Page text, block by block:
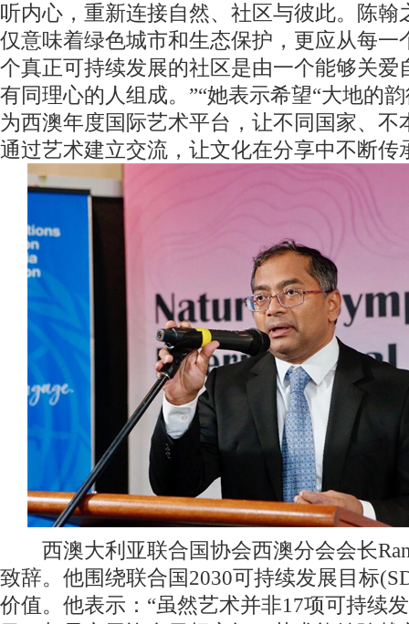
听内心，重新连接自然、社区与彼此。陈翰
仅意味着绿色城市和生态保护，更应从每一
个真正可持续发展的社区是由一个能够关爱
有同理心的人组成。”“她表示希望“大地的
为西澳年度国际艺术平台，让不同国家、不
通过艺术建立交流，让文化在分享中不断传
西澳大利亚联合国协会西澳分会会长
致辞。他围绕联合国2030可持续发展目标
价值。他表示：“虽然艺术并非17项可持续